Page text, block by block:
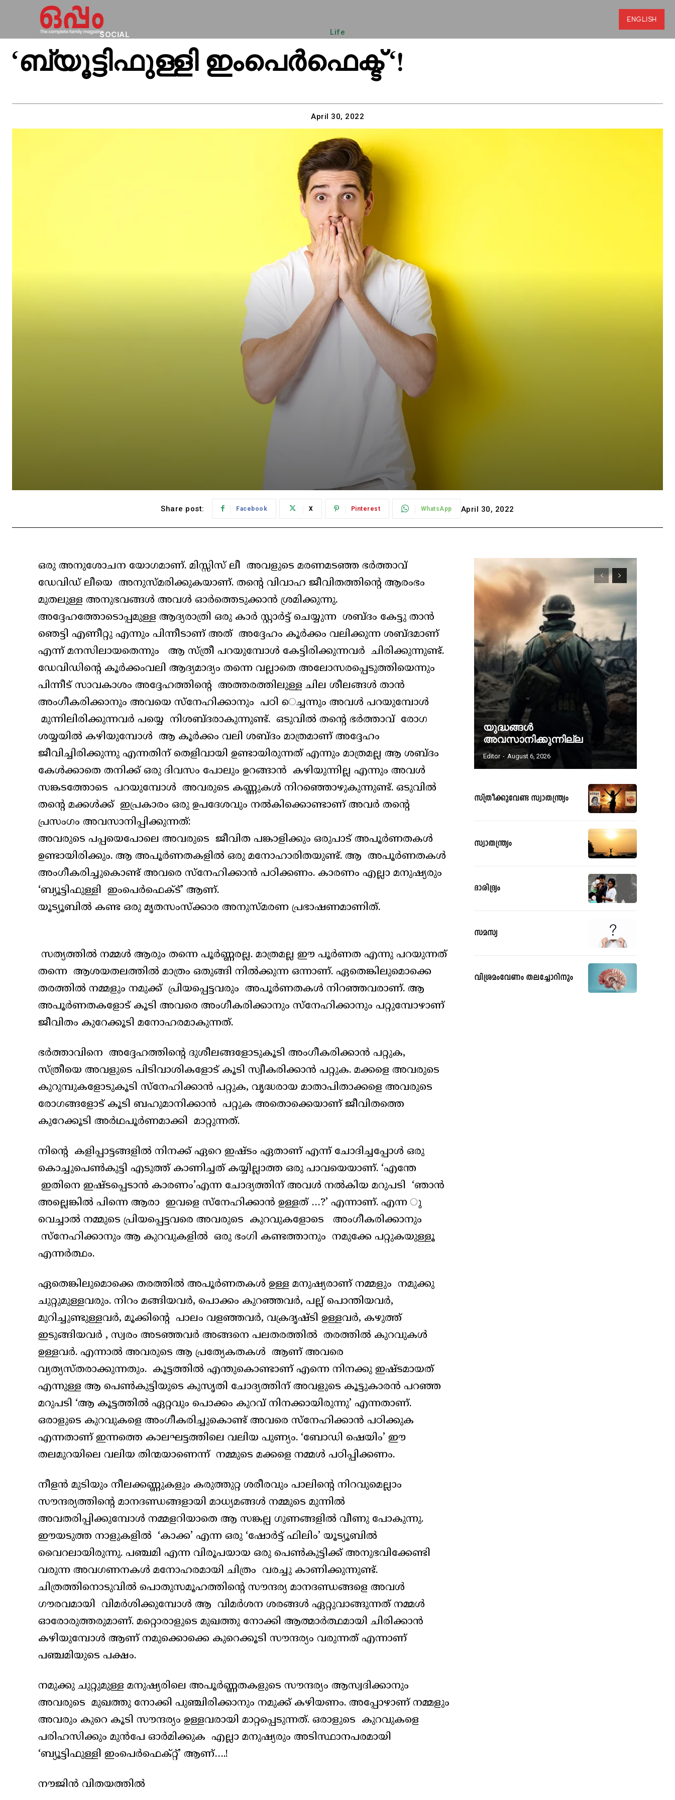
SOCIAL
ENGLISH
Life
‘ബ്യൂട്ടിഫുള്ളി ഇംപെർഫെക്ട് ‘!
April 30, 2022
Share post: Facebook X Pinterest WhatsApp April 30, 2022
ഒരു അനുശോചന യോഗമാണ്. മിസ്സിസ് ലീ അവളുടെ മരണമടഞ്ഞ ഭർത്താവ്
ഡേവിഡ് ലീയെ അനുസ്മരിക്കുകയാണ്. തന്റെ വിവാഹ ജീവിതത്തിന്റെ ആരംഭം
മുതലുള്ള അനുഭവങ്ങൾ അവൾ ഓർത്തെടുക്കാൻ ശ്രമിക്കുന്നു.
അദ്ദേഹത്തോടൊപ്പമുള്ള ആദ്യരാത്രി ഒരു കാർ സ്റ്റാർട്ട് ചെയ്യുന്ന ശബ്ദം കേട്ടു താൻ
ഞെട്ടി എണീറ്റു എന്നും പിന്നീടാണ് അത് അദ്ദേഹം കൂർക്കം വലിക്കുന്ന ശബ്ദമാണ്
എന്ന് മനസിലായതെന്നും ആ സ്ത്രീ പറയുമ്പോൾ കേട്ടിരിക്കുന്നവർ ചിരിക്കുന്നുണ്ട്.
ഡേവിഡിന്റെ കൂർക്കംവലി ആദ്യമാദ്യം തന്നെ വല്ലാതെ അലോസരപ്പെടുത്തിയെന്നും
പിന്നീട് സാവകാശം അദ്ദേഹത്തിന്റെ അത്തരത്തിലുള്ള ചില ശീലങ്ങൾ താൻ
അംഗീകരിക്കാനും അവയെ സ്‌നേഹിക്കാനും പഠി െച്ചന്നും അവൾ പറയുമ്പോൾ
മുന്നിലിരിക്കുന്നവർ പയ്യെ നിശബ്ദരാകുന്നുണ്ട്. ഒടുവിൽ തന്റെ ഭർത്താവ് രോഗ
ശയ്യയിൽ കഴിയുമ്പോൾ ആ കൂർക്കം വലി ശബ്ദം മാത്രമാണ് അദ്ദേഹം
ജീവിച്ചിരിക്കുന്നു എന്നതിന് തെളിവായി ഉണ്ടായിരുന്നത് എന്നും മാത്രമല്ല ആ ശബ്ദം
കേൾക്കാതെ തനിക്ക് ഒരു ദിവസം പോലും ഉറങ്ങാൻ കഴിയുന്നില്ല എന്നും അവൾ
സങ്കടത്തോടെ പറയുമ്പോൾ അവരുടെ കണ്ണുകൾ നിറഞ്ഞൊഴുകുന്നുണ്ട്. ഒടുവിൽ
തന്റെ മക്കൾക്ക് ഇപ്രകാരം ഒരു ഉപദേശവും നൽകിക്കൊണ്ടാണ് അവർ തന്റെ
പ്രസംഗം അവസാനിപ്പിക്കുന്നത്:
അവരുടെ പപ്പയെപോലെ അവരുടെ ജീവിത പങ്കാളിക്കും ഒരുപാട് അപൂർണതകൾ
ഉണ്ടായിരിക്കും. ആ അപൂർണതകളിൽ ഒരു മനോഹാരിതയുണ്ട്. ആ അപൂർണതകൾ
അംഗീകരിച്ചുകൊണ്ട് അവരെ സ്‌നേഹിക്കാൻ പഠിക്കണം. കാരണം എല്ലാ മനുഷ്യരും
‘ബ്യൂട്ടിഫുള്ളി ഇംപെർഫെക്ട്’ ആണ്.
യൂട്യൂബിൽ കണ്ട ഒരു മൃതസംസ്‌ക്കാര അനുസ്മരണ പ്രഭാഷണമാണിത്.
സത്യത്തിൽ നമ്മൾ ആരും തന്നെ പൂർണ്ണരല്ല. മാത്രമല്ല ഈ പൂർണത എന്നു പറയുന്നത്
തന്നെ ആശയതലത്തിൽ മാത്രം ഒതുങ്ങി നിൽക്കുന്ന ഒന്നാണ്. ഏതെങ്കിലുമൊക്കെ
തരത്തിൽ നമ്മളും നമുക്ക് പ്രിയപ്പെട്ടവരും അപൂർണതകൾ നിറഞ്ഞവരാണ്. ആ
അപൂർണതകളോട് കൂടി അവരെ അംഗീകരിക്കാനും സ്‌നേഹിക്കാനും പറ്റുമ്പോഴാണ്
ജീവിതം കുറേക്കൂടി മനോഹരമാകുന്നത്.
ഭർത്താവിനെ അദ്ദേഹത്തിന്റെ ദുശീലങ്ങളോടുകൂടി അംഗീകരിക്കാൻ പറ്റുക,
സ്ത്രീയെ അവളുടെ പിടിവാശികളോട് കൂടി സ്വീകരിക്കാൻ പറ്റുക. മക്കളെ അവരുടെ
കുറുമ്പുകളോടുകൂടി സ്‌നേഹിക്കാൻ പറ്റുക, വൃദ്ധരായ മാതാപിതാക്കളെ അവരുടെ
രോഗങ്ങളോട് കൂടി ബഹുമാനിക്കാൻ പറ്റുക അതൊക്കെയാണ് ജീവിതത്തെ
കുറേക്കൂടി അർഥപൂർണമാക്കി മാറ്റുന്നത്.
നിന്റെ കളിപ്പാട്ടങ്ങളിൽ നിനക്ക് ഏറെ ഇഷ്ടം ഏതാണ് എന്ന് ചോദിച്ചപ്പോൾ ഒരു
കൊച്ചുപെൺകുട്ടി എടുത്ത് കാണിച്ചത് കയ്യില്ലാത്ത ഒരു പാവയെയാണ്. ‘എന്തേ
ഇതിനെ ഇഷ്ടപ്പെടാൻ കാരണം’എന്ന ചോദ്യത്തിന് അവൾ നൽകിയ മറുപടി ‘ഞാൻ
അല്ലെങ്കിൽ പിന്നെ ആരാ ഇവളെ സ്‌നേഹിക്കാൻ ഉള്ളത് …?’ എന്നാണ്. എന്ന ു
വെച്ചാൽ നമ്മുടെ പ്രിയപ്പെട്ടവരെ അവരുടെ കുറവുകളോടെ അംഗീകരിക്കാനും
സ്‌നേഹിക്കാനും ആ കുറവുകളിൽ ഒരു ഭംഗി കണ്ടത്താനും നമുക്കേ പറ്റുകയുള്ളൂ
എന്നർത്ഥം.
ഏതെങ്കിലുമൊക്കെ തരത്തിൽ അപൂർണതകൾ ഉള്ള മനുഷ്യരാണ് നമ്മളും നമുക്കു
ചുറ്റുമുള്ളവരും. നിറം മങ്ങിയവർ, പൊക്കം കുറഞ്ഞവർ, പല്ല് പൊന്തിയവർ,
മുറിച്ചുണ്ടുള്ളവർ, മൂക്കിന്റെ പാലം വളഞ്ഞവർ, വക്രദൃഷ്ടി ഉള്ളവർ, കഴുത്ത്
ഇടുങ്ങിയവർ , സ്വരം അടഞ്ഞവർ അങ്ങനെ പലതരത്തിൽ തരത്തിൽ കുറവുകൾ
ഉള്ളവർ. എന്നാൽ അവരുടെ ആ പ്രത്യേകതകൾ ആണ് അവരെ
വ്യത്യസ്തരാക്കുന്നതും. കൂട്ടത്തിൽ എന്തുകൊണ്ടാണ് എന്നെ നിനക്കു ഇഷ്ടമായത്
എന്നുള്ള ആ പെൺകുട്ടിയുടെ കുസൃതി ചോദ്യത്തിന് അവളുടെ കൂട്ടുകാരൻ പറഞ്ഞ
മറുപടി ‘ആ കൂട്ടത്തിൽ ഏറ്റവും പൊക്കം കുറവ് നിനക്കായിരുന്നു’ എന്നതാണ്.
ഒരാളുടെ കുറവുകളെ അംഗീകരിച്ചുകൊണ്ട് അവരെ സ്‌നേഹിക്കാൻ പഠിക്കുക
എന്നതാണ് ഇന്നത്തെ കാലഘട്ടത്തിലെ വലിയ പുണ്യം. ‘ബോഡി ഷെയിം’ ഈ
തലമുറയിലെ വലിയ തിന്മയാണെന്ന് നമ്മുടെ മക്കളെ നമ്മൾ പഠിപ്പിക്കണം.
നീളൻ മുടിയും നീലക്കണ്ണുകളും കരുത്തുറ്റ ശരീരവും പാലിന്റെ നിറവുമെല്ലാം
സൗന്ദര്യത്തിന്റെ മാനദണ്ഡങ്ങളായി മാധ്യമങ്ങൾ നമ്മുടെ മുന്നിൽ
അവതരിപ്പിക്കുമ്പോൾ നമ്മളറിയാതെ ആ സങ്കല്പ ഗുണങ്ങളിൽ വീണു പോകുന്നു.
ഈയടുത്ത നാളുകളിൽ ‘കാക്ക’ എന്ന ഒരു ‘ഷോർട്ട് ഫിലിം’ യൂട്യൂബിൽ
വൈറലായിരുന്നു. പഞ്ചമി എന്ന വിരൂപയായ ഒരു പെൺകുട്ടിക്ക് അനുഭവിക്കേണ്ടി
വരുന്ന അവഗണനകൾ മനോഹരമായി ചിത്രം വരച്ചു കാണിക്കുന്നുണ്ട്.
ചിത്രത്തിനൊടുവിൽ പൊതുസമൂഹത്തിന്റെ സൗന്ദര്യ മാനദണ്ഡങ്ങളെ അവൾ
ഗൗരവമായി വിമർശിക്കുമ്പോൾ ആ വിമർശന ശരങ്ങൾ ഏറ്റുവാങ്ങുന്നത് നമ്മൾ
ഓരോരുത്തരുമാണ്. മറ്റൊരാളുടെ മുഖത്തു നോക്കി ആത്മാർത്ഥമായി ചിരിക്കാൻ
കഴിയുമ്പോൾ ആണ് നമുക്കൊക്കെ കുറെക്കൂടി സൗന്ദര്യം വരുന്നത് എന്നാണ്
പഞ്ചമിയുടെ പക്ഷം.
നമുക്കു ചുറ്റുമുള്ള മനുഷ്യരിലെ അപൂർണ്ണതകളുടെ സൗന്ദര്യം ആസ്വദിക്കാനും
അവരുടെ മുഖത്തു നോക്കി പുഞ്ചിരിക്കാനും നമുക്ക് കഴിയണം. അപ്പോഴാണ് നമ്മളും
അവരും കുറെ കൂടി സൗന്ദര്യം ഉള്ളവരായി മാറ്റപ്പെടുന്നത്. ഒരാളുടെ കുറവുകളെ
പരിഹസിക്കും മുൻപേ ഓർമിക്കുക എല്ലാ മനുഷ്യരും അടിസ്ഥാനപരമായി
‘ബ്യൂട്ടിഫുള്ളി ഇംപെർഫെക്റ്റ്’ ആണ്….!
നൗജിൻ വിതയത്തിൽ
യുദ്ധങ്ങൾ
അവസാനിക്കുന്നില്ല
Editor - August 6, 2026
സ്ത്രീക്കുവേണ്ട സ്വാതന്ത്ര്യം
സ്വാതന്ത്ര്യം
ദാരിദ്ര്യം
സമസ്യ
വിശ്രമംവേണം തലച്ചോറിനും